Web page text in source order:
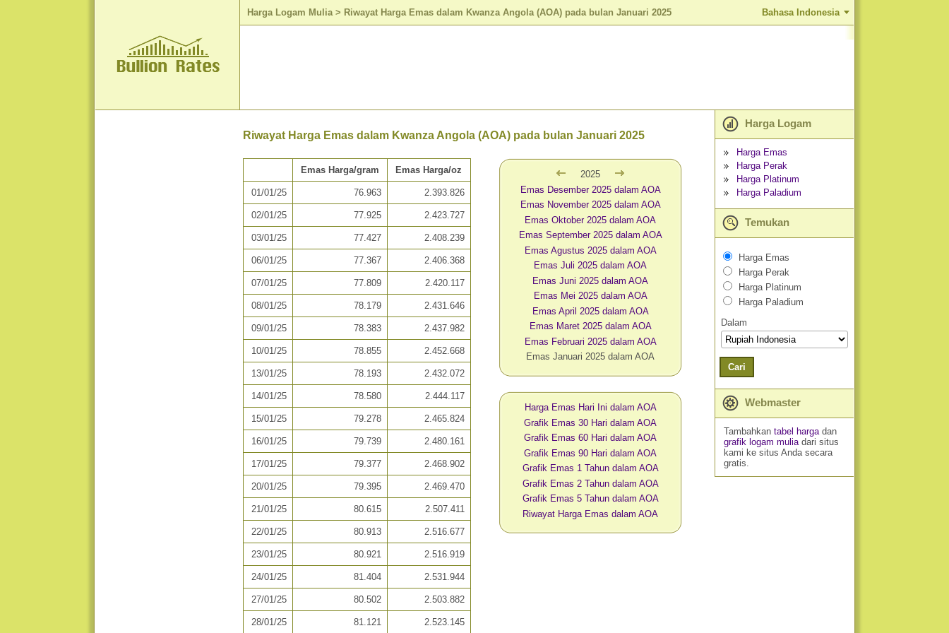
Harga Logam Mulia > Riwayat Harga Emas dalam Kwanza Angola (AOA) pada bulan Januari 2025 Bahasa Indonesia
Riwayat Harga Emas dalam Kwanza Angola (AOA) pada bulan Januari 2025
Emas Harga/gram Emas Harga/oz
01/01/25 76.963 2.393.826
02/01/25 77.925 2.423.727
03/01/25 77.427 2.408.239
06/01/25 77.367 2.406.368
07/01/25 77.809 2.420.117
08/01/25 78.179 2.431.646
09/01/25 78.383 2.437.982
10/01/25 78.855 2.452.668
13/01/25 78.193 2.432.072
14/01/25 78.580 2.444.117
15/01/25 79.278 2.465.824
16/01/25 79.739 2.480.161
17/01/25 79.377 2.468.902
20/01/25 79.395 2.469.470
21/01/25 80.615 2.507.411
22/01/25 80.913 2.516.677
23/01/25 80.921 2.516.919
24/01/25 81.404 2.531.944
27/01/25 80.502 2.503.882
28/01/25 81.121 2.523.145
2025
Emas Desember 2025 dalam AOA
Emas November 2025 dalam AOA
Emas Oktober 2025 dalam AOA
Emas September 2025 dalam AOA
Emas Agustus 2025 dalam AOA
Emas Juli 2025 dalam AOA
Emas Juni 2025 dalam AOA
Emas Mei 2025 dalam AOA
Emas April 2025 dalam AOA
Emas Maret 2025 dalam AOA
Emas Februari 2025 dalam AOA
Emas Januari 2025 dalam AOA
Harga Emas Hari Ini dalam AOA
Grafik Emas 30 Hari dalam AOA
Grafik Emas 60 Hari dalam AOA
Grafik Emas 90 Hari dalam AOA
Grafik Emas 1 Tahun dalam AOA
Grafik Emas 2 Tahun dalam AOA
Grafik Emas 5 Tahun dalam AOA
Riwayat Harga Emas dalam AOA
Harga Logam
Harga Emas
Harga Perak
Harga Platinum
Harga Paladium
Temukan
Harga Emas
Harga Perak
Harga Platinum
Harga Paladium
Dalam
Cari
Webmaster
Tambahkan tabel hargadan
grafik logam muliadari situs
kami ke situs Anda secara
gratis.